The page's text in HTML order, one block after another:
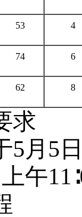
53 4
74 6
62 8
求
5月5
午